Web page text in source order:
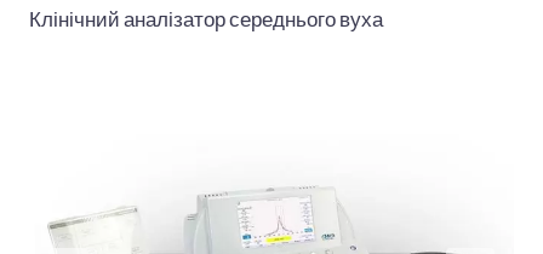
Клінічний аналізатор середнього вуха